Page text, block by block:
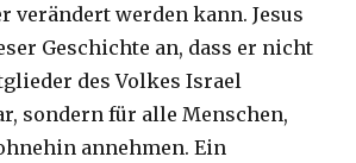
verändert werden kann. Jesus
Geschichte an, dass er nicht
des Volkes Israel
sondern für alle Menschen,
annehmen. Ein